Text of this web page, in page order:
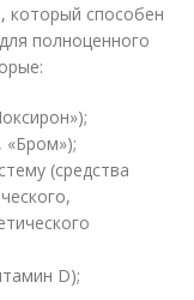
который способен
полноценного
«Бром»);
(средства
D);